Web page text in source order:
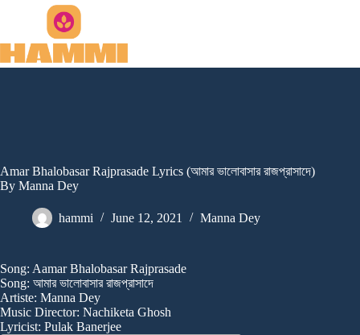
Amar Bhalobasar Rajprasade Lyrics (আমার ভালোবাসার রাজপ্রাসাদে)
By Manna Dey
hammi June 12, 2021 Manna Dey
Song: Aamar Bhalobasar Rajprasade
Song: আমার ভালোবাসার রাজপ্রাসাদে
Artiste: Manna Dey
Music Director: Nachiketa Ghosh
Lyricist: Pulak Banerjee